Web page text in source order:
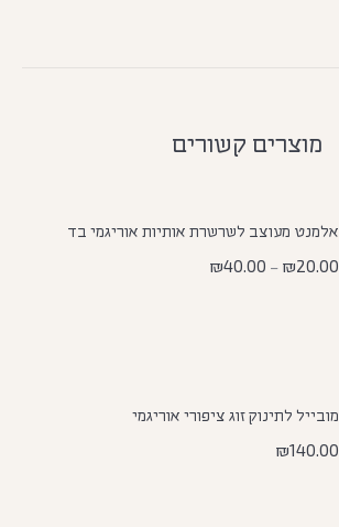
מוצרים קשורים
אלמנט מעוצב לשרשרת אותיות אוריגמי בד
₪20.00
–
₪40.00
מובייל לתינוק זוג ציפורי אוריגמי
₪140.00